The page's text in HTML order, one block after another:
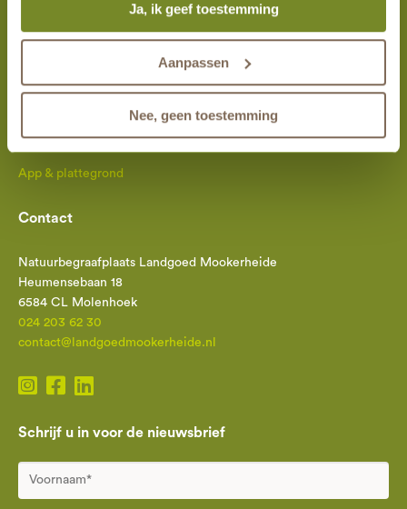
marketingprestaties worden geanalyseerd, zodat we
onze gasten nog beter kunnen helpen. Wil je meer weten
over het gebruik van cookies? Bekijk dan de andere
Ja, ik geef toestemming
Aanpassen
Nee, geen toestemming
Meest gelezen
Reserveer op afstand
App & plattegrond
Contact
Natuurbegraafplaats Landgoed Mookerheide
Heumensebaan 18
6584 CL Molenhoek
024 203 62 30
contact@landgoedmookerheide.nl
Schrijf u in voor de nieuwsbrief